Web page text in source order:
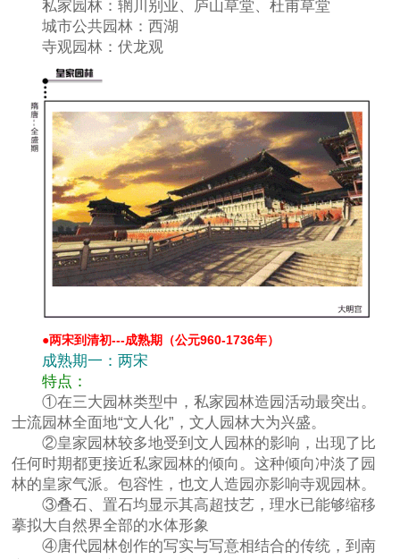
私家园林：辋川别业、庐山草堂、杜甫草堂
城市公共园林：西湖
寺观园林：伏龙观
●两宋到清初---成熟期（公元960-1736年）
成熟期一：两宋
特点：
①在三大园林类型中，私家园林造园活动最突出。
士流园林全面地“文人化”，文人园林大为兴盛。
②皇家园林较多地受到文人园林的影响，出现了比
任何时期都更接近私家园林的倾向。这种倾向冲淡了园
林的皇家气派。包容性，也文人造园亦影响寺观园林。
③叠石、置石均显示其高超技艺，理水已能够缩移
摹拟大自然界全部的水体形象
④唐代园林创作的写实与写意相结合的传统，到南